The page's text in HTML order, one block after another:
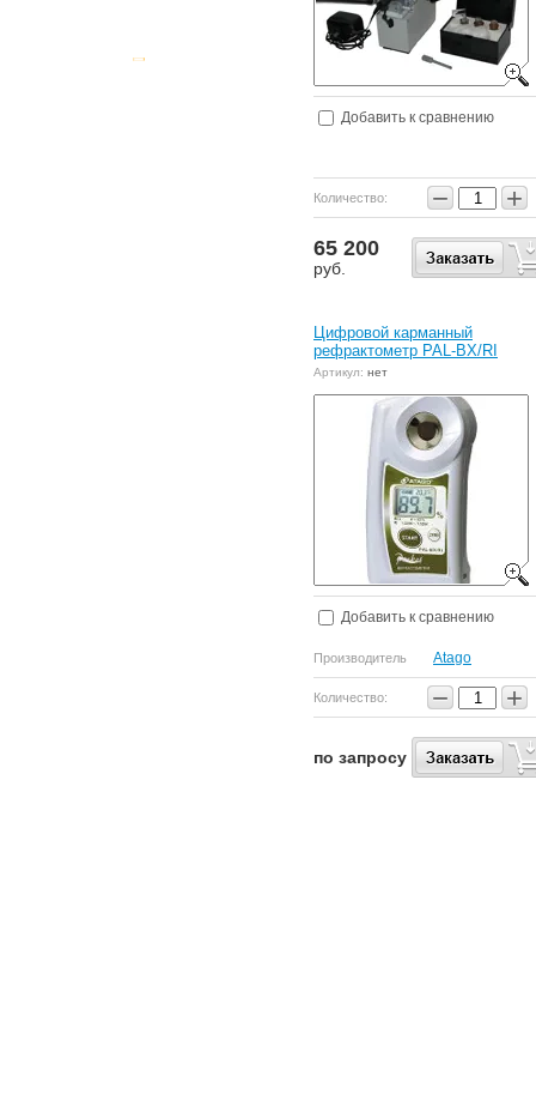
Добавить к сравнению
Количество: − +
65 200
руб.
Цифровой карманный
рефрактометр PAL-BX/RI
Артикул: нет
Добавить к сравнению
Производитель Atago
Количество: − +
по запросу